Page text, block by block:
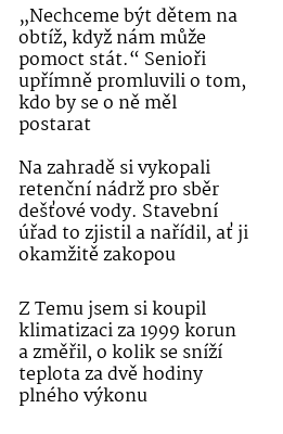
„Nechceme být dětem na
obtíž, když nám může
pomoct stát.“ Senioři
upřímně promluvili o tom,
kdo by se o ně měl
postarat
Na zahradě si vykopali
retenční nádrž pro sběr
dešťové vody. Stavební
úřad to zjistil a nařídil, ať ji
okamžitě zakopou
Z Temu jsem si koupil
klimatizaci za 1999 korun
a změřil, o kolik se sníží
teplota za dvě hodiny
plného výkonu